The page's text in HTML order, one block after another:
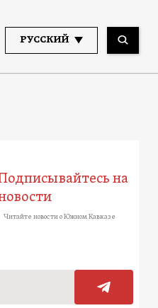
РУССКИЙ
на
Читайте новости о Южном Кавказе